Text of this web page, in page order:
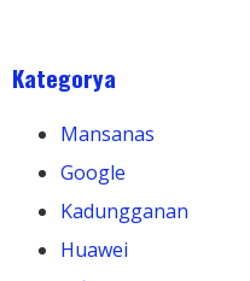
Kategorya
Mansanas
Google
Kadungganan
Huawei